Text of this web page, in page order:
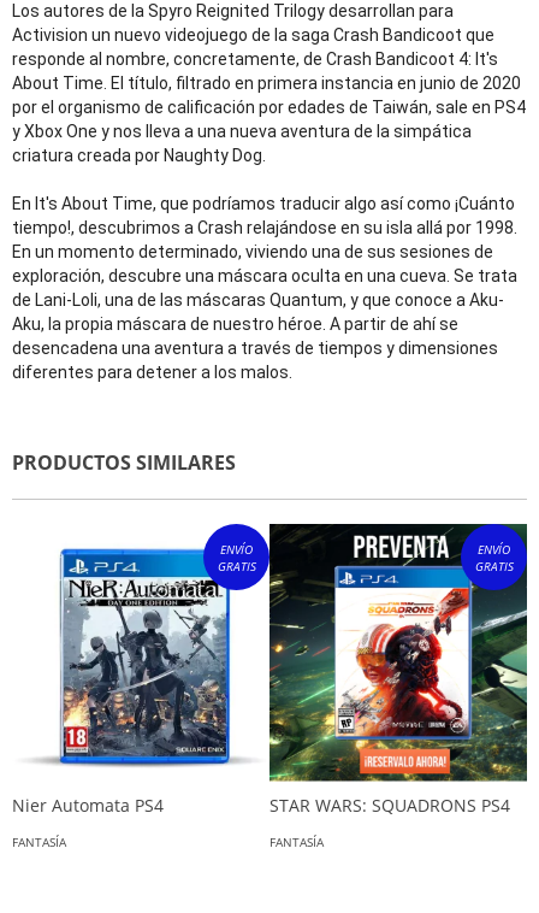
Los autores de la Spyro Reignited Trilogy desarrollan para
Activision un nuevo videojuego de la saga Crash Bandicoot que
responde al nombre, concretamente, de Crash Bandicoot 4: It's
About Time. El título, filtrado en primera instancia en junio de 2020
por el organismo de calificación por edades de Taiwán, sale en PS4
y Xbox One y nos lleva a una nueva aventura de la simpática
criatura creada por Naughty Dog.
En It's About Time, que podríamos traducir algo así como ¡Cuánto
tiempo!, descubrimos a Crash relajándose en su isla allá por 1998.
En un momento determinado, viviendo una de sus sesiones de
exploración, descubre una máscara oculta en una cueva. Se trata
de Lani-Loli, una de las máscaras Quantum, y que conoce a Aku-
Aku, la propia máscara de nuestro héroe. A partir de ahí se
desencadena una aventura a través de tiempos y dimensiones
diferentes para detener a los malos.
PRODUCTOS SIMILARES
ENVÍO
GRATIS
Nier Automata PS4
FANTASÍA
ENVÍO
GRATIS
STAR WARS: SQUADRONS PS4
FANTASÍA